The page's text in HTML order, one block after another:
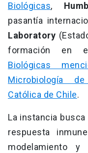
Biológicas,
pasantía
Laboratory
formación en
Biológicas
Microbiología
Católica de Chile.
La instancia
respuesta
modelamiento